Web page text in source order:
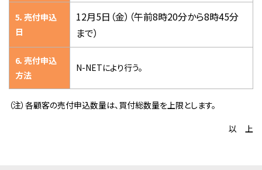
5．売付申込
日
12月5日（金）（午前8時20分から8時45分
まで）
6．売付申込
方法
N-NETにより行う。
（注）各顧客の売付申込数量は、買付総数量を上限とします。
以 上